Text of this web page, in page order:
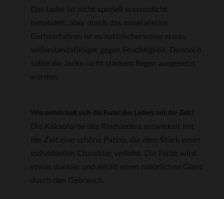
Das Leder ist nicht speziell wasserdicht
behandelt, aber durch das mineralische
Gerbverfahren ist es natürlicherweise etwas
widerstandsfähiger gegen Feuchtigkeit. Dennoch
sollte die Jacke nicht starkem Regen ausgesetzt
werden.
Wie entwickelt sich die Farbe des Leders mit der Zeit?
Die Kakaofarbe des Rindsleders entwickelt mit
der Zeit eine schöne Patina, die dem Stück einen
individuellen Charakter verleiht. Die Farbe wird
etwas dunkler und erhält einen natürlichen Glanz
durch den Gebrauch.